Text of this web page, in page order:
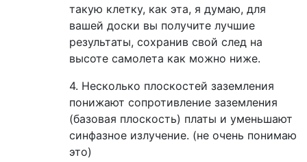
такую ​​клетку, как эта, я думаю, для
вашей доски вы получите лучшие
результаты, сохранив свой след на
высоте самолета как можно ниже.
4. Несколько плоскостей заземления
понижают сопротивление заземления
(базовая плоскость) платы и уменьшают
синфазное излучение. (не очень понимаю
это)